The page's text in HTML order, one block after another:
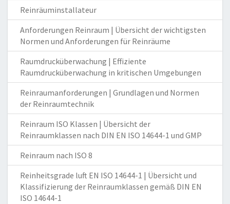
Reinräuminstallateur
Anforderungen Reinraum | Übersicht der wichtigsten
Normen und Anforderungen für Reinräume
Raumdrucküberwachung | Effiziente
Raumdrucküberwachung in kritischen Umgebungen
Reinraumanforderungen | Grundlagen und Normen
der Reinraumtechnik
Reinraum ISO Klassen | Übersicht der
Reinraumklassen nach DIN EN ISO 14644-1 und GMP
Reinraum nach ISO 8
Reinheitsgrade luft EN ISO 14644-1 | Übersicht und
Klassifizierung der Reinraumklassen gemäß DIN EN
ISO 14644-1